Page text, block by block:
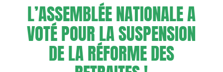
L’ASSEMBLÉE NATIONALE A
VOTÉ POUR LA SUSPENSION
DE LA RÉFORME DES